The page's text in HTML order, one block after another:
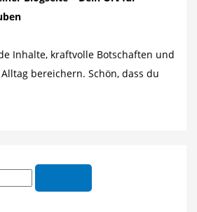
Inhalte, kraftvolle Botschaften und
bereichern. Schön, dass du